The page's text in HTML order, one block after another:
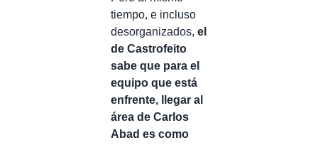
tiempo, e incluso
desorganizados, el
de Castrofeito
sabe que para el
equipo que está
enfrente, llegar al
área de Carlos
Abad es como